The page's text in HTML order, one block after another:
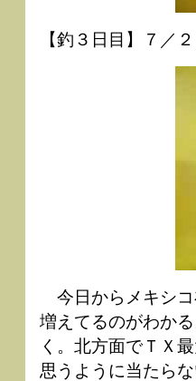
【釣３日目】７／
今日からメキシコ
増えてるのがわか
く。北方面でＴＸ
思うように当たら